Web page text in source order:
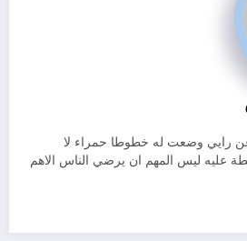
رايي وضعت له خطوطا حمراء لا
عليه ليس المهم ان يرضي الناس الاهم